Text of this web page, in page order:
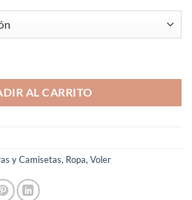
AL CARRITO
y Camisetas, Ropa, Voler